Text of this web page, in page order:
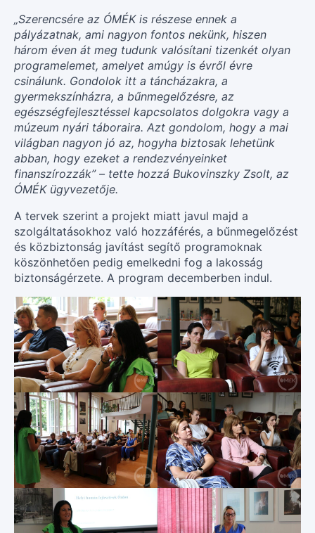
„Szerencsére az ÓMÉK is részese ennek a
pályázatnak, ami nagyon fontos nekünk, hiszen
három éven át meg tudunk valósítani tizenkét olyan
programelemet, amelyet amúgy is évről évre
csinálunk. Gondolok itt a táncházakra, a
gyermekszínházra, a bűnmegelőzésre, az
egészségfejlesztéssel kapcsolatos dolgokra vagy a
múzeum nyári táboraira. Azt gondolom, hogy a mai
világban nagyon jó az, hogyha biztosak lehetünk
abban, hogy ezeket a rendezvényeinket
finanszírozzák” – tette hozzá Bukovinszky Zsolt, az
ÓMÉK ügyvezetője.
A tervek szerint a projekt miatt javul majd a
szolgáltatásokhoz való hozzáférés, a bűnmegelőzést
és közbiztonság javítást segítő programoknak
köszönhetően pedig emelkedni fog a lakosság
biztonságérzete. A program decemberben indul.